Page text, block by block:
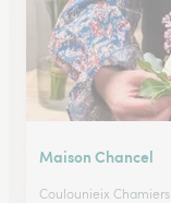
Maison Chancel
Coulounieix Chamiers